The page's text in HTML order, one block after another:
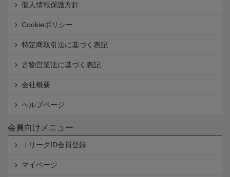
個人情報保護方針
Cookieポリシー
特定商取引法に基づく表記
古物営業法に基づく表記
会社概要
ヘルプページ
会員向けメニュー
ＪリーグID会員登録
マイページ